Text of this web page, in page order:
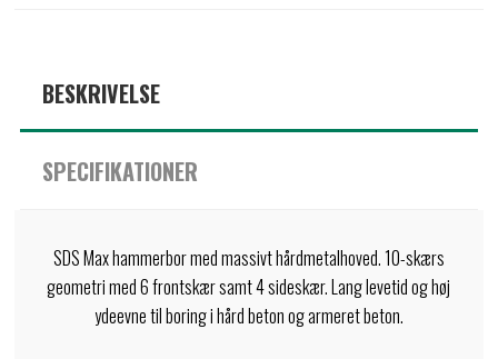
BESKRIVELSE
SPECIFIKATIONER
SDS Max hammerbor med massivt hårdmetalhoved. 10-skærs
geometri med 6 frontskær samt 4 sideskær. Lang levetid og høj
ydeevne til boring i hård beton og armeret beton.